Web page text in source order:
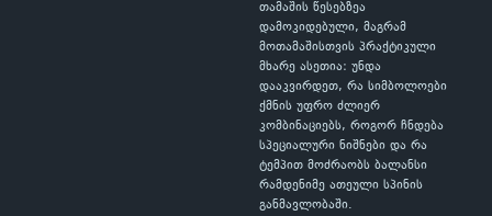
თამაშის წესებზეა
დამოკიდებული, მაგრამ
მოთამაშისთვის პრაქტიკული
მხარე ასეთია: უნდა
დააკვირდეთ, რა სიმბოლოები
ქმნის უფრო ძლიერ
კომბინაციებს, როგორ ჩნდება
სპეციალური ნიშნები და რა
ტემპით მოძრაობს ბალანსი
რამდენიმე ათეული სპინის
განმავლობაში.